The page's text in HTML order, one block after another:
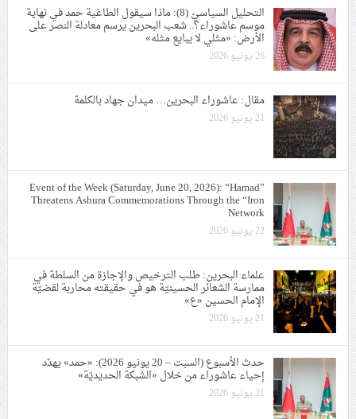
التحليل السياسيّ (8): ماذا سيقول الطاغية حمد في نهاية
موسم عاشوراء؟.. شعب البحرين يرسم معادلة النصر على
الأرض: «مثلي لا يبايع مثله»
26 يونيو 2026
مقال: عاشوراء البحرين… ميدان جهاد بالكلمة
21 يونيو 2026
Event of the Week (Saturday, June 20, 2026): “Hamad”
Threatens Ashura Commemorations Through the “Iron
Network
22 يونيو 2026
علماء البحرين: طلب الترخيص والإجازة من السلطة في
ممارسة الشعائر الحسينيّة هو في حقيقته محاربة لقضيّة
الإمام الحسين «ع»
21 يونيو 2026
حدث الأسبوع (السبت – 20 يونيو 2026): «حمد» يهدّد
إحياء عاشوراء من خلال «الشبكة الحديديّة»
21 يونيو 2026